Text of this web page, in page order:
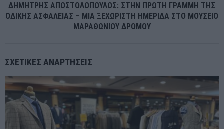
ΔΗΜΗΤΡΗΣ ΑΠΟΣΤΟΛΟΠΟΥΛΟΣ: ΣΤΗΝ ΠΡΩΤΗ ΓΡΑΜΜΗ ΤΗΣ
ΟΔΙΚΗΣ ΑΣΦΑΛΕΙΑΣ – ΜΙΑ ΞΕΧΩΡΙΣΤΗ ΗΜΕΡΙΔΑ ΣΤΟ ΜΟΥΣΕΙΟ
ΜΑΡΑΘΩΝΙΟΥ ΔΡΟΜΟΥ
ΣΧΕΤΙΚΈΣ ΑΝΑΡΤΉΣΕΙΣ